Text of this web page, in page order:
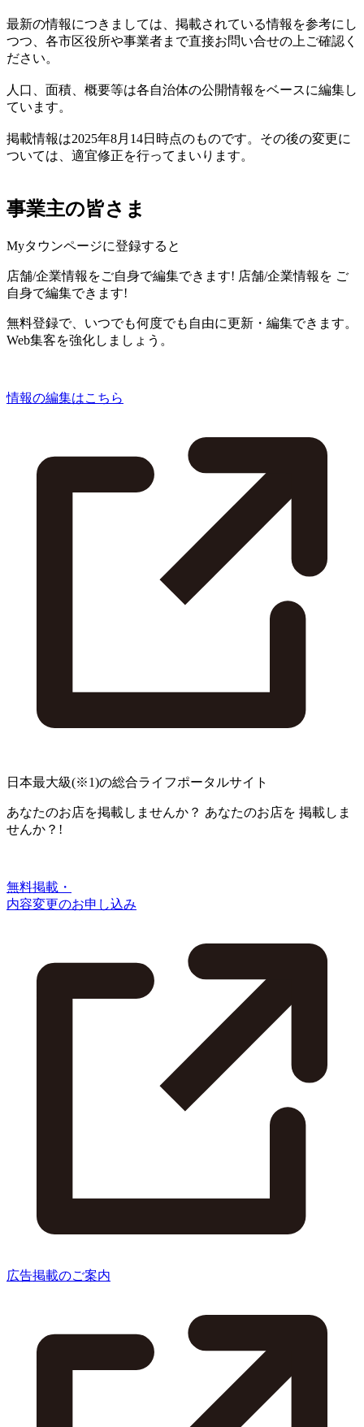
最新の情報につきましては、掲載されている情報を参考にし
つつ、各市区役所や事業者まで直接お問い合せの上ご確認く
ださい。
人口、面積、概要等は各自治体の公開情報をベースに編集し
ています。
掲載情報は2025年8月14日時点のものです。その後の変更に
ついては、適宜修正を行ってまいります。
事業主の皆さま
Myタウンページに登録すると
店舗/企業情報をご自身で編集できます! 店舗/企業情報を ご
自身で編集できます!
無料登録で、いつでも何度でも自由に更新・編集できます。
Web集客を強化しましょう。
情報の編集はこちら
日本最大級(※1)の総合ライフポータルサイト
あなたのお店を掲載しませんか？ あなたのお店を 掲載しま
せんか？!
無料掲載・
内容変更のお申し込み
広告掲載のご案内